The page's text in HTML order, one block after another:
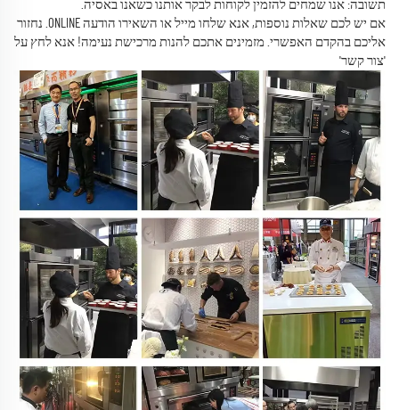
תשובה: אנו שמחים להזמין לקוחות לבקר אותנו כשאנו באסיה.
אם יש לכם שאלות נוספות, אנא שלחו מייל או השאירו הודעה ONLINE. נחזור
אליכם בהקדם האפשרי. מזמינים אתכם להנות מרכישת נעימה! אנא לחץ על
'צור קשר'